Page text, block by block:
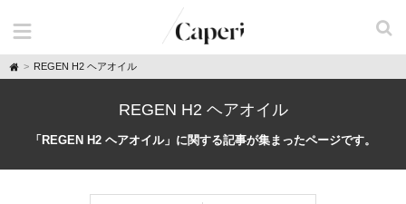
H
o
REGEN H2 ヘアオイル
REGEN H2 ヘアオイル
「REGEN H2 ヘアオイル」に関する記事が集まったページです。